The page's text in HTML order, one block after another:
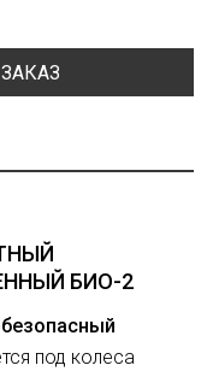
БИО-2
под колеса